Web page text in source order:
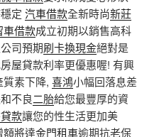
定 汽車借款全新時尚新莊
車借款成立初期以銷售高科
司預期刷卡換現金絕對是
屋貸款利率更優惠喔! 有興
質素下降, 喜鴻小幅回落息差
不良二胎給您最豐厚的資
款讓您的性生活更加美
將達金門租車逾期抗老保